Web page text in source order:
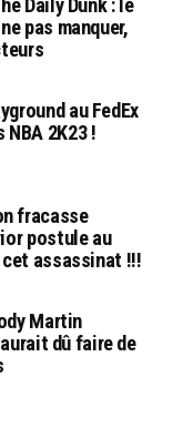
Daily Dunk : le
pas manquer,
au FedEx
NBA 2K23 !
fracasse
postule au
cet assassinat !!!
Martin
dû faire de